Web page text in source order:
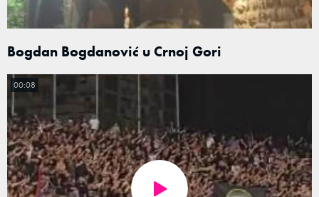
Bogdan Bogdanović u Crnoj Gori
00:08